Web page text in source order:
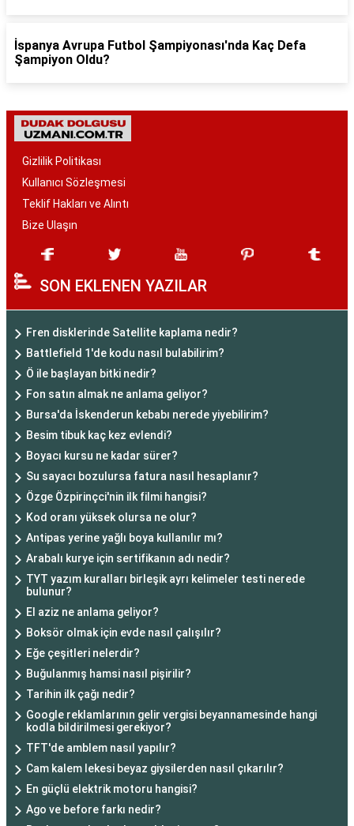
İspanya Avrupa Futbol Şampiyonası'nda Kaç Defa
Şampiyon Oldu?
Gizlilik Politikası
Kullanıcı Sözleşmesi
Teklif Hakları ve Alıntı
Bize Ulaşın
SON EKLENEN YAZILAR
Fren disklerinde Satellite kaplama nedir?
Battlefield 1'de kodu nasıl bulabilirim?
Ö ile başlayan bitki nedir?
Fon satın almak ne anlama geliyor?
Bursa'da İskenderun kebabı nerede yiyebilirim?
Besim tibuk kaç kez evlendi?
Boyacı kursu ne kadar sürer?
Su sayacı bozulursa fatura nasıl hesaplanır?
Özge Özpirinçci'nin ilk filmi hangisi?
Kod oranı yüksek olursa ne olur?
Antipas yerine yağlı boya kullanılır mı?
Arabalı kurye için sertifikanın adı nedir?
TYT yazım kuralları birleşik ayrı kelimeler testi nerede
bulunur?
El aziz ne anlama geliyor?
Boksör olmak için evde nasıl çalışılır?
Eğe çeşitleri nelerdir?
Buğulanmış hamsi nasıl pişirilir?
Tarihin ilk çağı nedir?
Google reklamlarının gelir vergisi beyannamesinde hangi
kodla bildirilmesi gerekiyor?
TFT'de amblem nasıl yapılır?
Cam kalem lekesi beyaz giysilerden nasıl çıkarılır?
En güçlü elektrik motoru hangisi?
Ago ve before farkı nedir?